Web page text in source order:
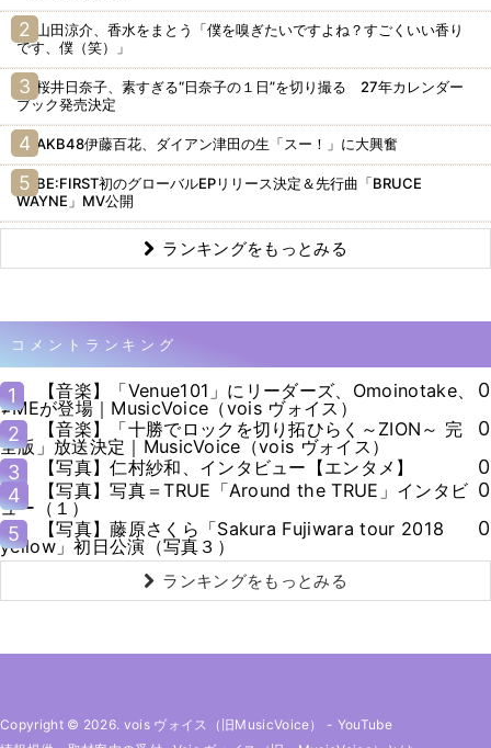
山田涼介、香水をまとう「僕を嗅ぎたいですよね？すごくいい香り
です、僕（笑）」
桜井日奈子、素すぎる“日奈子の１日”を切り撮る 27年カレンダー
ブック発売決定
AKB48伊藤百花、ダイアン津田の生「スー！」に大興奮
BE:FIRST初のグローバルEPリリース決定＆先行曲「BRUCE
WAYNE」MV公開
ランキングをもっとみる
コメントランキング
1
【音楽】「Venue101」にリーダーズ、Omoinotake、
≠MEが登場｜MusicVoice（vois ヴォイス）
0
2
【音楽】「十勝でロックを切り拓ひらく～ZION～ 完
全版」放送決定｜MusicVoice（vois ヴォイス）
0
3
【写真】仁村紗和、インタビュー【エンタメ】
0
4
【写真】写真＝TRUE「Around the TRUE」インタビ
ュー（１）
0
5
【写真】藤原さくら「Sakura Fujiwara tour 2018
yellow」初日公演（写真３）
0
ランキングをもっとみる
Copyright © 2026. vois ヴォイス（旧MusicVoice） - YouTube